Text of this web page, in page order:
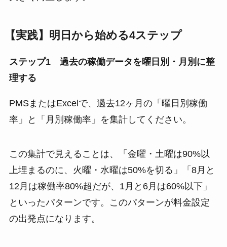
【実践】明日から始める4ステップ
ステップ1 過去の稼働データを曜日別・月別に整
理する
PMSまたはExcelで、過去12ヶ月の「曜日別稼働
率」と「月別稼働率」を集計してください。
この集計で見えることは、「金曜・土曜は90%以
上埋まるのに、火曜・水曜は50%を切る」「8月と
12月は稼働率80%超だが、1月と6月は60%以下」
といったパターンです。このパターンが料金設定
の出発点になります。